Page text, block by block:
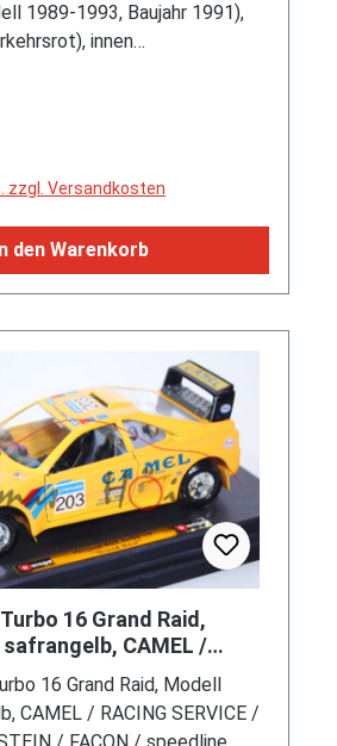
1989-1993, Baujahr 1991),
innen
René (Teddy) Pilette, Nr.
Agip / speedline / SXF /
zu öffnen, Vorderräder
DIE CAST metal with plastic
1:18, 1:18, mb
Schachtel mit Lagerspuren)
zzgl. Versandkosten
den Warenkorb
16 Grand Raid,
CAMEL /
/ PIONEER / BILSTEI
16 Grand Raid, Modell
CAMEL / RACING SERVICE /